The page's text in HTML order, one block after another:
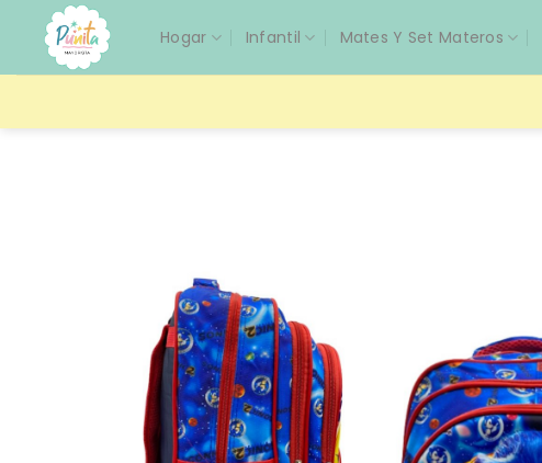
contenido
Hogar Infantil Mates Y Set Materos